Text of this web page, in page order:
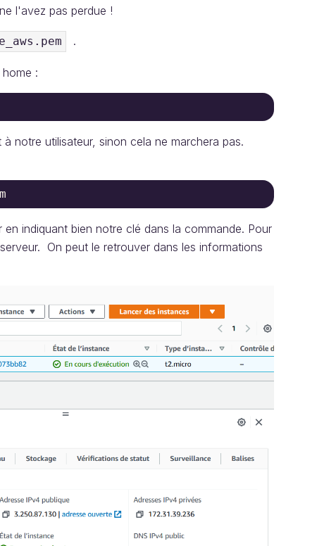
l'avez pas perdue !
.
:
notre utilisateur, sinon cela ne marchera pas.
indiquant bien notre clé dans la commande. Pour
On peut le retrouver dans les informations